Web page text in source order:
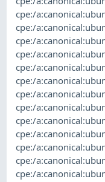
cpe:/
cpe:/
cpe:/
cpe:/
cpe:/
cpe:/
cpe:/
cpe:/
cpe:/
cpe:/
cpe:/
cpe:/
cpe:/